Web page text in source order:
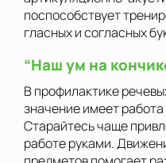
поспособствует
гласных и согласных
“Наш ум на
В профилактике
значение имеет
Старайтесь чаще
работе руками.